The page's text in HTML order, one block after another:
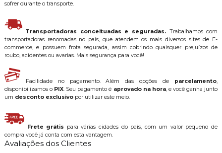
sofrer durante o transporte.
Transportadoras conceituadas e seguradas. Trabalhamos com
transportadoras renomadas no país, que atendem os mais diversos sites de E-
commerce, e possuem frota segurada, assim cobrindo quaisquer prejuízos de
roubo, acidentes ou avarias. Mais segurança para você!
Facilidade no pagamento. Além das opções de parcelamento,
disponibilizamos o PIX. Seu pagamento é aprovado na hora, e você ganha junto
um desconto exclusivopor utilizar este meio.
Frete grátis para várias cidades do país, com um valor pequeno de
compra você já conta com esta vantagem.
Avaliações dos Clientes